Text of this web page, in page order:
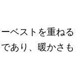
ベストを重ねる
あり、暖かさも